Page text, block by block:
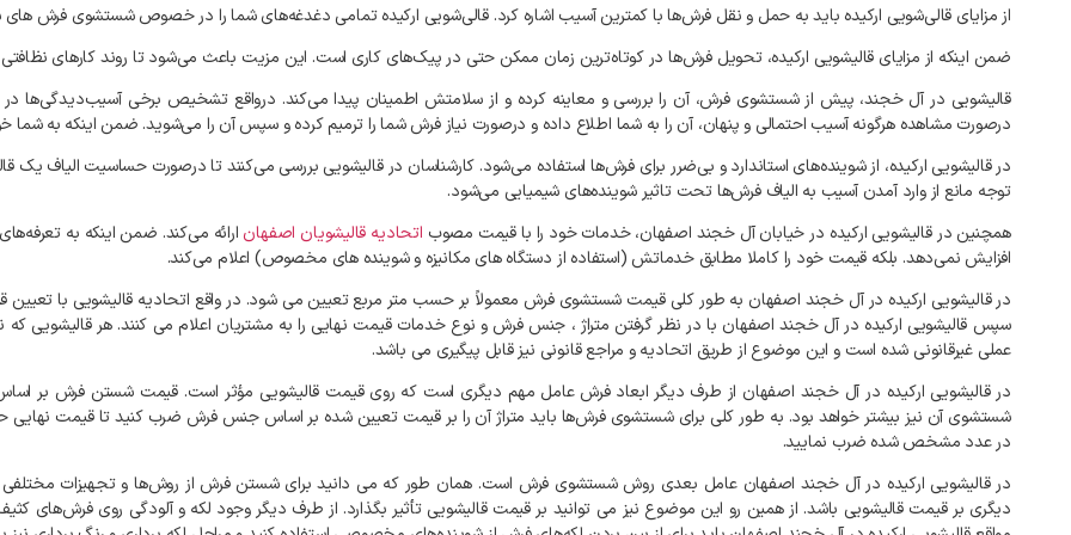
از مزایای قالی‌شویی ارکیده باید به حمل و نقل فرش‌ها با کمترین آسیب اشاره کرد. قالی‌شویی ارکیده تمامی دغدغه‌های شما را در خصوص شستشوی فرش‌
ضمن اینکه از مزایای قالیشویی ارکیده، تحویل فرش‌ها در کوتاه‌ترین زمان ممکن حتی در پیک‌های کاری است. این مزیت باعث می‌شود تا روند کارهای
قالیشویی در آل خجند، پیش از شستشوی فرش، آن را بررسی و معاینه کرده و از سلامتش اطمینان پیدا می‌کند. درواقع تشخیص برخی آسیب‌دیدگی‌ها در
درصورت مشاهده هرگونه آسیب احتمالی و پنهان، آن را به شما اطلاع داده و درصورت نیاز فرش شما را ترمیم کرده و سپس آن را می‌شوید. ضمن اینکه به
در قالیشویی ارکیده، از شوینده‌های استاندارد و بی‌ضرر برای فرش‌ها استفاده می‌شود. کارشناسان در قالیشویی بررسی می‌کنند تا درصورت حساسیت الیاف
توجه مانع از وارد آمدن آسیب به الیاف فرش‌ها تحت تاثیر شوینده‌های شیمیایی می‌شود.
همچنین در قالیشویی ارکیده در خیابان آل خجند اصفهان، خدمات خود را با قیمت مصوب اتحادیه قالیشویان اصفهان ارائه می‌کند. ضمن اینکه به
افزایش نمی‌دهد. بلکه قیمت خود را کاملا مطابق خدماتش (استفاده از دستگاه های مکانیزه و شوینده‌ های مخصوص) اعلام می‌کند.
در قالیشویی ارکیده در آل خجند اصفهان به طور کلی قیمت شستشوی فرش معمولاً بر حسب متر مربع تعیین می شود. در واقع اتحادیه قالیشویی با
سپس قالیشویی ارکیده در آل خجند اصفهان با در نظر گرفتن متراژ ، جنس فرش و نوع خدمات قیمت نهایی را به مشتریان اعلام می کنند. هر قالیشویی که
عملی غیرقانونی شده است و این موضوع از طریق اتحادیه و مراجع قانونی نیز قابل پیگیری می باشد.
در قالیشویی ارکیده در آل خجند اصفهان از طرف دیگر ابعاد فرش عامل مهم دیگری است که روی قیمت قالیشویی مؤثر است. قیمت شستن فرش بر
در عدد مشخص شده ضرب نمایید.
در قالیشویی ارکیده در آل خجند اصفهان عامل بعدی روش شستشوی فرش است. همان طور که می دانید برای شستن فرش از روش‌ها و تجهیزات مختلفی
دیگری بر قیمت قالیشویی باشد. از همین رو این موضوع نیز می توانید بر قیمت قالیشویی تأثیر بگذارد. از طرف دیگر وجود لکه و آلودگی روی